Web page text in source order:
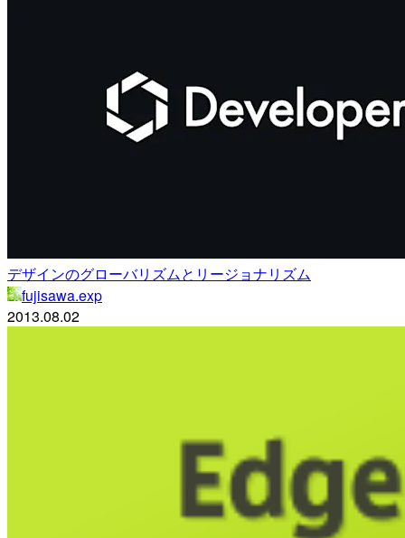
デザインのグローバリズムとリージョナリズム
fujisawa.exp
2013.08.02